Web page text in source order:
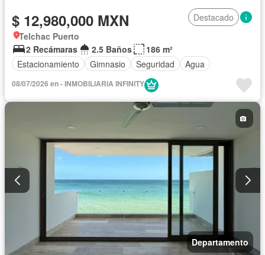
$ 12,980,000 MXN
Destacado
Telchac Puerto
2 Recámaras
2.5 Baños
186 m²
Estacionamiento
Gimnasio Seguridad Agua
08/07/2026 en - INMOBILIARIA INFINITY
Departamento